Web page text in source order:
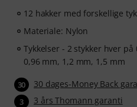
12 hakker med forskellige
Materiale: Nylon
Tykkelser - 2 stykker hver
0,96 mm, 1,2 mm, 1,5 mm
30 30 dages-Money Back
3 3 års Thomann garanti